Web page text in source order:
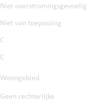
Niet overstromingsgevoelig
Niet van toepassing
C
C
Woongebied
Geen rechterlijke